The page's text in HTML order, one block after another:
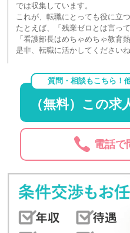
では収集しています。
これが、転職にとっても役に立つ
たとえば、「残業ゼロとは言っ
「看護部長はめちゃめちゃ教育
是非、転職に活かしてくださいね
質問・相談もこちら！
（無料）この
電話で